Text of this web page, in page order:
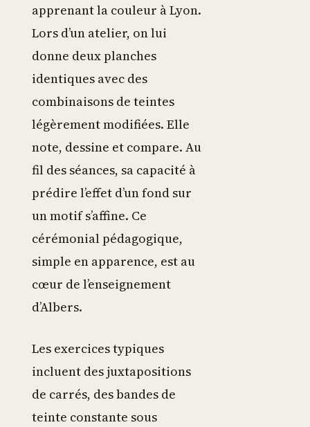
apprenant la couleur à Lyon.
Lors d’un atelier, on lui
donne deux planches
identiques avec des
combinaisons de teintes
légèrement modifiées. Elle
note, dessine et compare. Au
fil des séances, sa capacité à
prédire l’effet d’un fond sur
un motif s’affine. Ce
cérémonial pédagogique,
simple en apparence, est au
cœur de l’enseignement
d’Albers.
Les exercices typiques
incluent des juxtapositions
de carrés, des bandes de
teinte constante sous